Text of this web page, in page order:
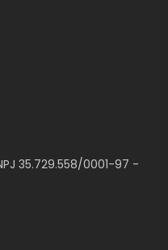
35.729.558/0001-97 -